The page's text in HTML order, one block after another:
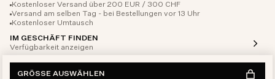
Kostenloser Versand über 200 EUR / 300 CHF
Versand am selben Tag - bei Bestellungen vor 13 Uhr
Kostenloser Umtausch
IM GESCHÄFT FINDEN
Verfügbarkeit anzeigen
GRÖSSE AUSWÄHLEN